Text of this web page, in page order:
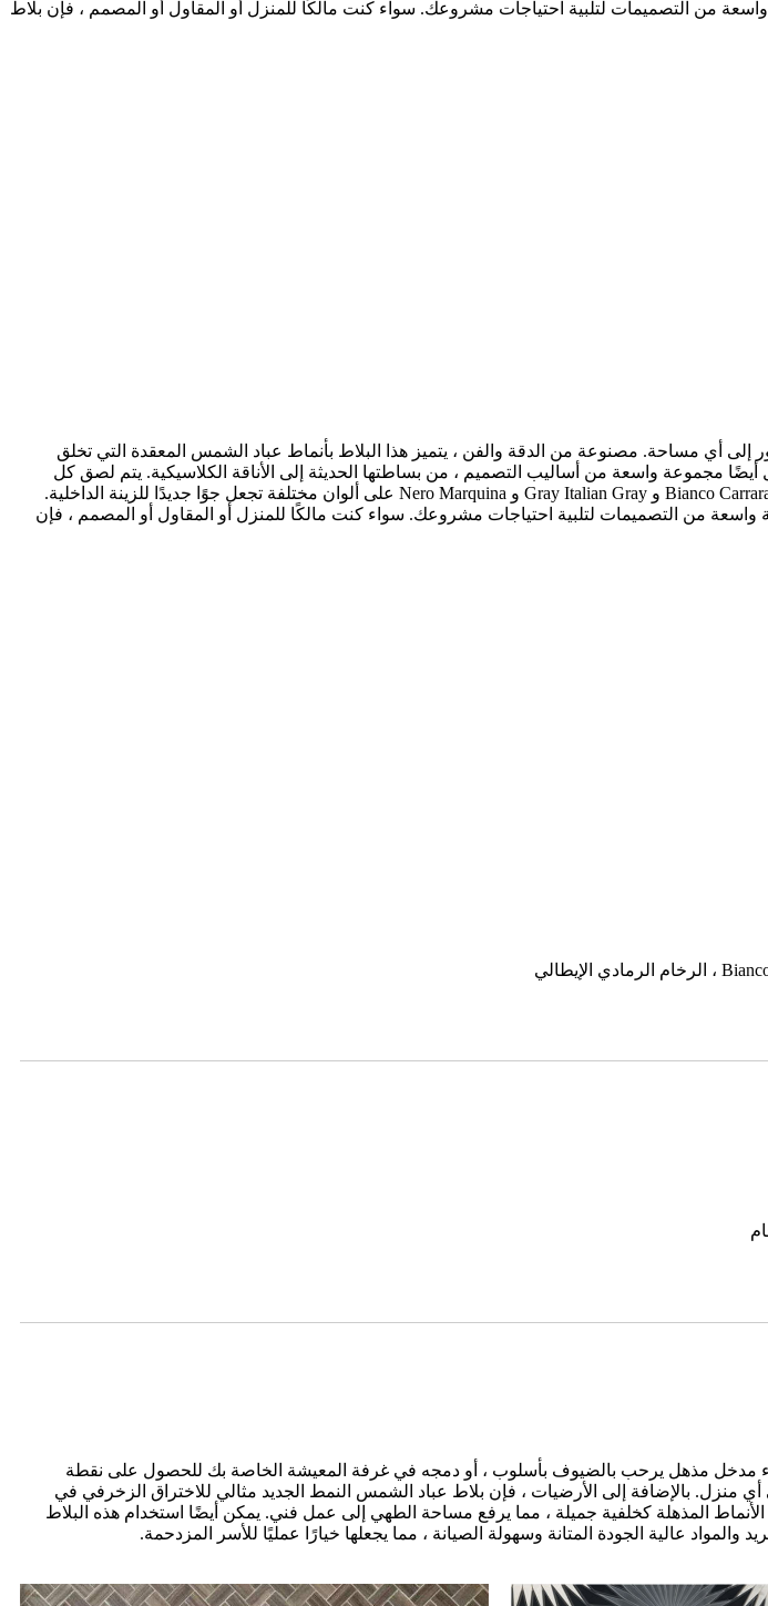
واسعة من التصميمات لتلبية احتياجات مشروعك. سواء كنت مالكًا للمنزل أو المقاول أو المصمم ، فإن بلاط
أي مساحة. مصنوعة من الدقة والفن ، يتميز هذا البلاط بأنماط عباد الشمس المعقدة التي تخلق
مجموعة واسعة من أساليب التصميم ، من بساطتها الحديثة إلى الأناقة الكلاسيكية. يتم لصق كل
قطعة من رقائق الفسيفساء على الشبكة من قبل العمال ذوي الخبرة. من ناحية أخرى ، فإن Bianco Carrara White و Gray Italian Gray و Nero Marquina على ألوان مختلفة تجعل جوًا جديدًا للزينة الداخلية.
واسعة من التصميمات لتلبية احتياجات مشروعك. سواء كنت مالكًا للمنزل أو المقاول أو المصمم ، فإن
مدخل مذهل يرحب بالضيوف بأسلوب ، أو دمجه في غرفة المعيشة الخاصة بك للحصول على نقطة
منزل. بالإضافة إلى الأرضيات ، فإن بلاط عباد الشمس النمط الجديد مثالي للاختراق الزخرفي في
الأنماط المذهلة كخلفية جميلة ، مما يرفع مساحة الطهي إلى عمل فني. يمكن أيضًا استخدام هذه البلاط
عالية الجودة المتانة وسهولة الصيانة ، مما يجعلها خيارًا عمليًا للأسر المزدحمة.